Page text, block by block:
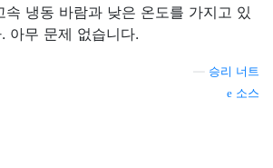
속 냉동 바람과 낮은 온도를 가지고 있
아무 문제 없습니다.
승리 너트
소스